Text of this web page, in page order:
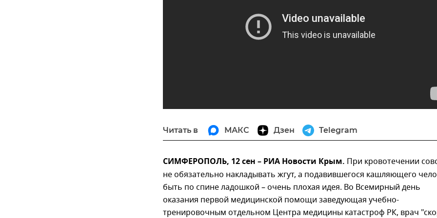
Читать в МАКС Дзен Telegram
СИМФЕРОПОЛЬ, 12 сен – РИА Новости Крым. При кровотечении
не обязательно накладывать жгут, а подавившегося кашляющего
быть по спине ладошкой – очень плохая идея. Во Всемирный день
оказания первой медицинской помощи заведующая учебно-
тренировочным отдельном Центра медицины катастроф РК, врач